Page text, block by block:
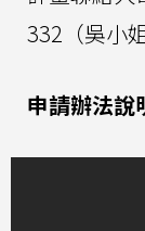
332（吳小姐
申請辦法說